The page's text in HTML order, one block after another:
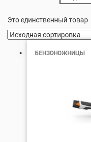
Это единственный товар
БЕНЗОНОЖНИЦЫ